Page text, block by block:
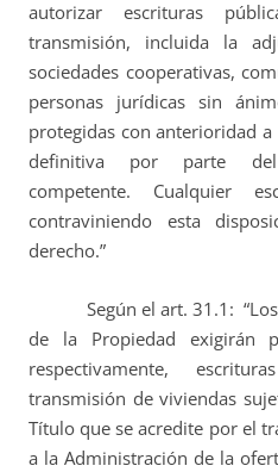
autorizar escrituras
transmisión, incluida la
sociedades cooperativas,
personas jurídicas sin
protegidas con anterioridad
definitiva por parte del
competente. Cualquier
contraviniendo esta
derecho.”
Según el art. 31.1: “Los
de la Propiedad exigirán
respectivamente,
transmisión de viviendas
Título que se acredite por el
a la Administración de la